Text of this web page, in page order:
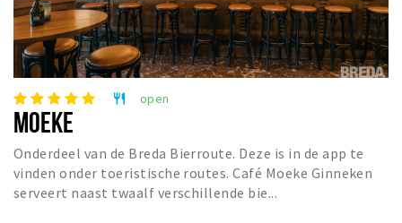
restaurant open
MOEKE
Onderdeel van de Breda Bierroute. Deze is in de app te
vinden onder toeristische routes. Café Moeke Ginneken
serveert naast twaalf verschillende bie...